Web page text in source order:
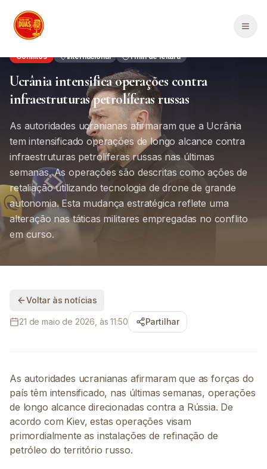
Conflitos Internacional 1min de leitura
Ucrânia intensifica operações contra
infraestruturas petrolíferas russas
As autoridades ucranianas afirmaram que a Ucrânia
tem intensificado operações de longo alcance contra
infraestruturas petrolíferas russas nas últimas
semanas. As operações são descritas como ações de
retaliação utilizando tecnologia de drone de grande
autonomia. Esta mudança estratégica reflete uma
alteração nas táticas militares empregadas no conflito
em curso.
Voltar às notícias
21 de maio de 2026, às 11:50 Partilhar
As autoridades ucranianas afirmaram que as forças do
país têm intensificado, nas últimas semanas, operações
de longo alcance direcionadas contra a Rússia. De
acordo com Kiev, estas operações visam
primordialmente as instalações de refinação de
petróleo do território russo.